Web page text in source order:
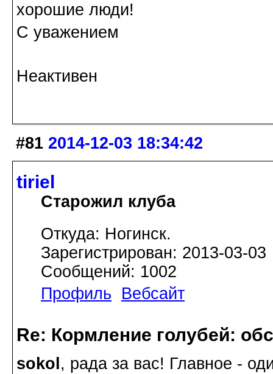
хорошие люди!
С уважением
Неактивен
#81 2014-12-03 18:34:42
tiriel
Старожил клуба
Откуда: Ногинск.
Зарегистрирован: 2013-03-03
Сообщений: 1002
Профиль
Вебсайт
Re: Кормление голубей:
sokol , рада за вас! Главное -